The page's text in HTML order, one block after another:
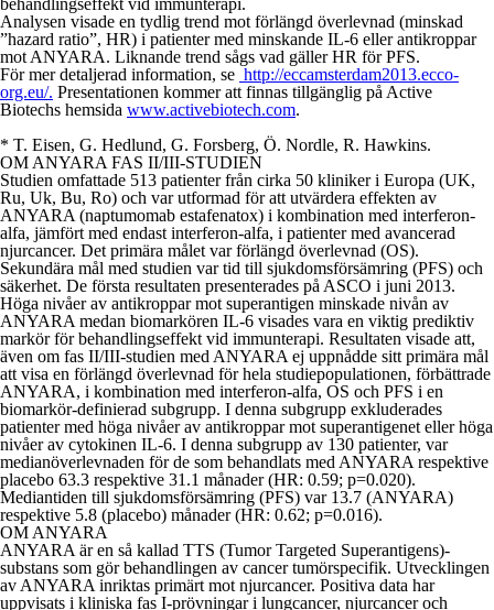
behandlingseffekt vid immunterapi.
Analysen visade en tydlig trend mot förlängd överlevnad (minskad
”hazard ratio”, HR) i patienter med minskande IL-6 eller antikroppar
mot ANYARA. Liknande trend sågs vad gäller HR för PFS.
För mer detaljerad information, se http://eccamsterdam2013.ecco-
org.eu/. Presentationen kommer att finnas tillgänglig på Active
Biotechs hemsida www.activebiotech.com.
* T. Eisen, G. Hedlund, G. Forsberg, Ö. Nordle, R. Hawkins.
OM ANYARA FAS II/III-STUDIEN
Studien omfattade 513 patienter från cirka 50 kliniker i Europa (UK,
Ru, Uk, Bu, Ro) och var utformad för att utvärdera effekten av
ANYARA (naptumomab estafenatox) i kombination med interferon-
alfa, jämfört med endast interferon-alfa, i patienter med avancerad
njurcancer. Det primära målet var förlängd överlevnad (OS).
Sekundära mål med studien var tid till sjukdomsförsämring (PFS) och
säkerhet. De första resultaten presenterades på ASCO i juni 2013.
Höga nivåer av antikroppar mot superantigen minskade nivån av
ANYARA medan biomarkören IL-6 visades vara en viktig prediktiv
markör för behandlingseffekt vid immunterapi. Resultaten visade att,
även om fas II/III-studien med ANYARA ej uppnådde sitt primära mål
att visa en förlängd överlevnad för hela studiepopulationen, förbättrade
ANYARA, i kombination med interferon-alfa, OS och PFS i en
biomarkör-definierad subgrupp. I denna subgrupp exkluderades
patienter med höga nivåer av antikroppar mot superantigenet eller höga
nivåer av cytokinen IL-6. I denna subgrupp av 130 patienter, var
medianöverlevnaden för de som behandlats med ANYARA respektive
placebo 63.3 respektive 31.1 månader (HR: 0.59; p=0.020).
Mediantiden till sjukdomsförsämring (PFS) var 13.7 (ANYARA)
respektive 5.8 (placebo) månader (HR: 0.62; p=0.016).
OM ANYARA
ANYARA är en så kallad TTS (Tumor Targeted Superantigens)-
substans som gör behandlingen av cancer tumörspecifik. Utvecklingen
av ANYARA inriktas primärt mot njurcancer. Positiva data har
uppvisats i kliniska fas I-prövningar i lungcancer, njurcancer och